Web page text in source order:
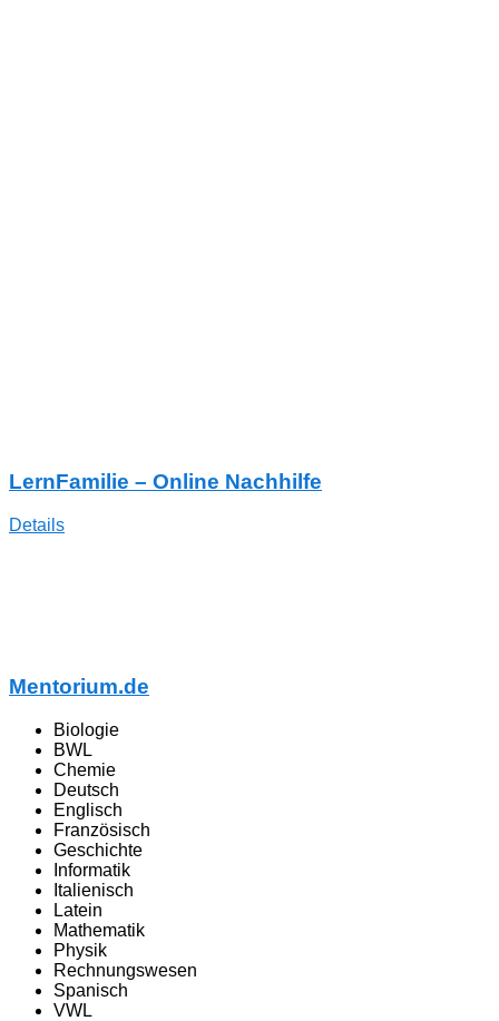
LernFamilie – Online Nachhilfe
Details
Mentorium.de
Biologie
BWL
Chemie
Deutsch
Englisch
Französisch
Geschichte
Informatik
Italienisch
Latein
Mathematik
Physik
Rechnungswesen
Spanisch
VWL